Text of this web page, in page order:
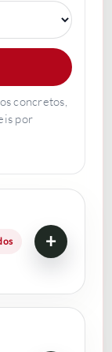
concretos,
por
+